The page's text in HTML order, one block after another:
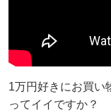
1万円好きにお買
ってイイですか？